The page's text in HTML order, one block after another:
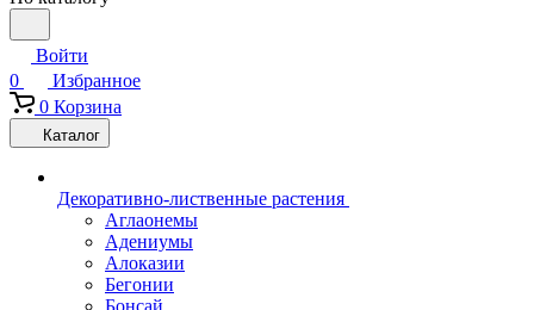
Войти
0
Избранное
0 Корзина
Каталог
Декоративно-лиственные растения
Аглаонемы
Адениумы
Алоказии
Бегонии
Бонсай